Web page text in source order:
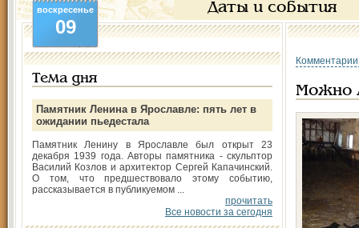
Даты и события
воскресенье
09
Тема дня
Памятник Ленина в Ярославле: пять лет в
ожидании пьедестала
Памятник Ленину в Ярославле был открыт 23
декабря 1939 года. Авторы памятника - скульптор
Василий Козлов и архитектор Сергей Капачинский.
О том, что предшествовало этому событию,
рассказывается в публикуемом ...
прочитать
Все новости за сегодня
Можно